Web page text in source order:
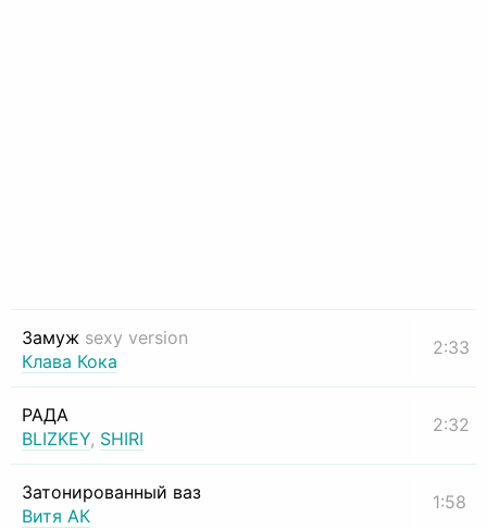
Замуж sexy version
Клава Кока
2:33
РАДА
BLIZKEY, SHIRI
2:32
Затонированный ваз
Витя АК
1:58